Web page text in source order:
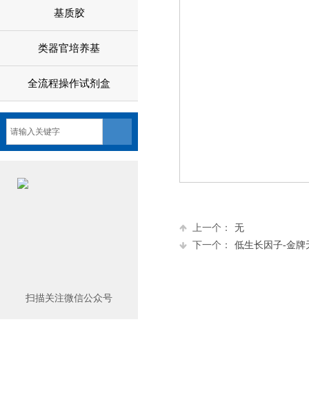
上一个：
无
下一个：
低生长因子-金牌
基质胶
类器官培养基
全流程操作试剂盒
扫描关注微信公众号